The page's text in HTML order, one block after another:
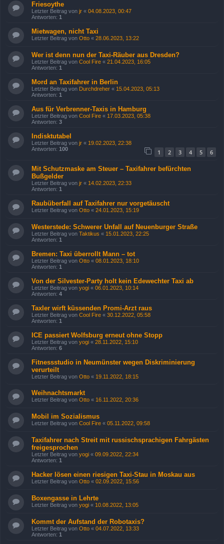
Friesoythe
Letzter Beitrag von jr « 04.08.2023, 00:47
Antworten: 1
Mietwagen, nicht Taxi
Letzter Beitrag von Otto « 28.06.2023, 13:22
Wer ist denn nun der Taxi-Räuber aus Dresden?
Letzter Beitrag von Cool Fire « 21.04.2023, 16:05
Antworten: 1
Mord an Taxifahrer in Berlin
Letzter Beitrag von Durchdreher « 15.04.2023, 05:13
Antworten: 1
Aus für Verbrenner-Taxis in Hamburg
Letzter Beitrag von Cool Fire « 17.03.2023, 05:38
Antworten: 3
Indisktutabel
Letzter Beitrag von jr « 19.02.2023, 22:38
Antworten: 100 1 2 3 4 5 6
Mit Schutzmaske am Steuer – Taxifahrer befürchten
Bußgelder
Letzter Beitrag von jr « 14.02.2023, 22:33
Antworten: 1
Raubüberfall auf Taxifahrer nur vorgetäuscht
Letzter Beitrag von Otto « 24.01.2023, 15:19
Westerstede: Schwerer Unfall auf Neuenburger Straße
Letzter Beitrag von Taktikus « 15.01.2023, 22:25
Antworten: 1
Bremen: Taxi überrollt Mann – tot
Letzter Beitrag von Otto « 08.01.2023, 18:10
Antworten: 1
Von der Silvester-Party holt kein Edewechter Taxi ab
Letzter Beitrag von yogi « 06.01.2023, 10:14
Antworten: 4
Taxler wirft küssenden Promi-Arzt raus
Letzter Beitrag von Cool Fire « 30.12.2022, 05:58
Antworten: 1
ICE passiert Wolfsburg erneut ohne Stopp
Letzter Beitrag von yogi « 28.11.2022, 15:10
Antworten: 6
Fitnessstudio in Neumünster wegen Diskriminierung
verurteilt
Letzter Beitrag von Otto « 19.11.2022, 18:15
Weihnachtsmarkt
Letzter Beitrag von Otto « 16.11.2022, 20:36
Mobil im Sozialismus
Letzter Beitrag von Cool Fire « 05.11.2022, 09:58
Taxifahrer nach Streit mit russischsprachigen Fahrgästen
freigesprochen
Letzter Beitrag von yogi « 09.09.2022, 22:34
Antworten: 1
Hacker lösen einen riesigen Taxi-Stau in Moskau aus
Letzter Beitrag von Otto « 02.09.2022, 15:56
Boxengasse in Lehrte
Letzter Beitrag von yogi « 10.08.2022, 13:05
Kommt der Aufstand der Robotaxis?
Letzter Beitrag von Otto « 04.07.2022, 13:33
Antworten: 1